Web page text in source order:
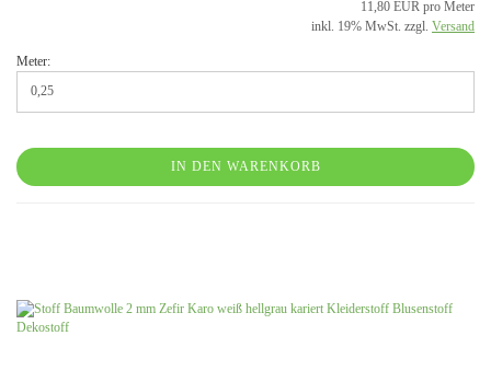
11,80 EUR pro Meter
inkl. 19% MwSt. zzgl. Versand
Meter:
IN DEN WARENKORB